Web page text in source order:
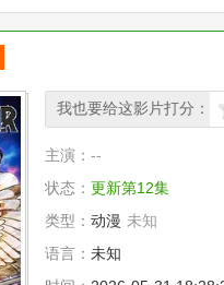
我也要给这影片打分：
很差较差 还行推荐
主演： --
状态： 更新第12集
类型： 动漫 未知
语言： 未知